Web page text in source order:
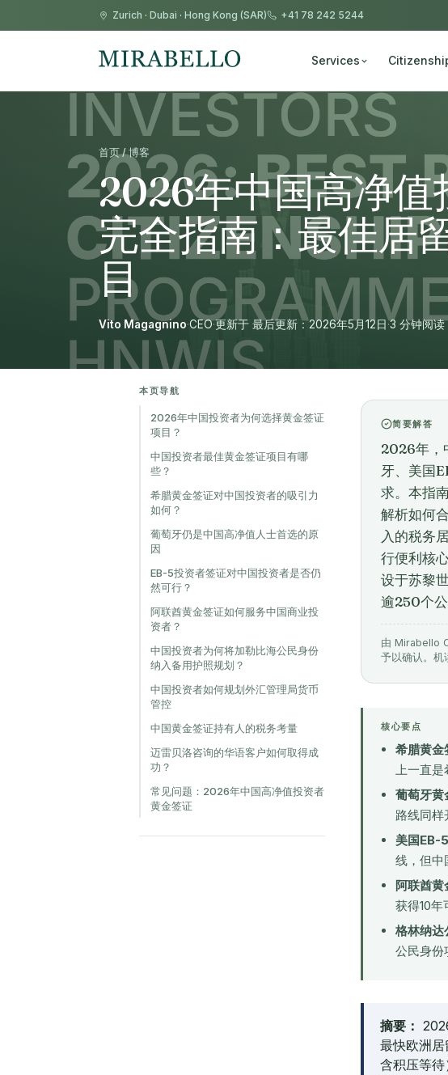
Zurich · Dubai · Hong Kong (SAR) +41 78 242 5244
Services
首页 / 博客
2026年中国高净值
完全指南：最佳居
目
Vito Magagnino·CEO·更新于 最后更新：2026年5月12日·3 分钟阅读
本页导航
2026年中国投资者为何选择黄金签证
项目？
中国投资者最佳黄金签证项目有哪
些？
希腊黄金签证对中国投资者的吸引力
如何？
葡萄牙仍是中国高净值人士首选的原
因
EB-5投资者签证对中国投资者是否仍
然可行？
阿联酋黄金签证如何服务中国商业投
资者？
中国投资者为何将加勒比海公民身份
纳入备用护照规划？
中国投资者如何规划外汇管理局货币
管控
中国黄金签证持有人的税务考量
迈雷贝洛咨询的华语客户如何取得成
功？
常见问题：2026年中国高净值投资者
黄金签证
简要解答
2026年，
牙、美国
求。本指
解析如何
入的税务
行便利核
设于苏黎
逾250个
由 Mirabello
予以确认。机
核心要点
希腊黄金
上一直是
葡萄牙
路线同样
美国EB-
线，但中
阿联酋
获得10年
格林纳
公民身份
摘要：
最快欧洲
含积压等